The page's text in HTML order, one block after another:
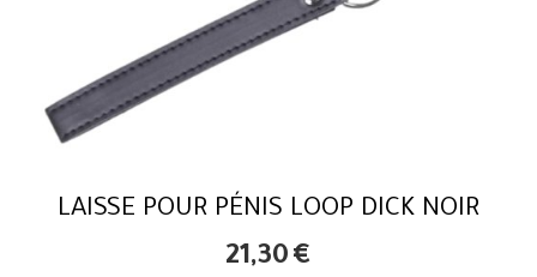
LAISSE POUR PÉNIS LOOP DICK NOIR
21,30 €